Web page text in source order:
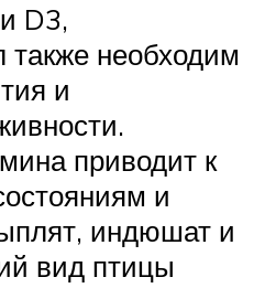
D3,
необходим
и
приводит к
и
индюшат и
вид птицы